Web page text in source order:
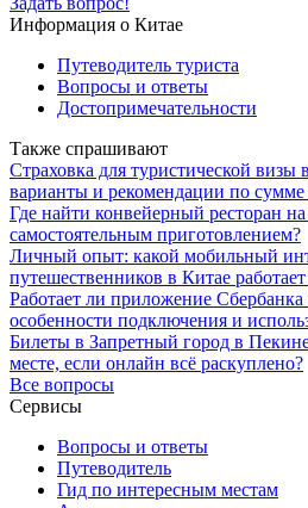
Информация о Китае
Путеводитель туриста
Вопросы и ответы
Достопримечательности
Также спрашивают
Страховка для туристической
варианты и рекомендации по
Где найти конвейерный ресторан
самостоятельным приготовлением?
Личный опыт: какой мобильный
путешественников в Китае
Работает ли приложение
особенности подключения и
Билеты в Запретный город в
месте, если онлайн всё раскуплено?
Все вопросы
Сервисы
Вопросы и ответы
Путеводитель
Гид по интересным местам